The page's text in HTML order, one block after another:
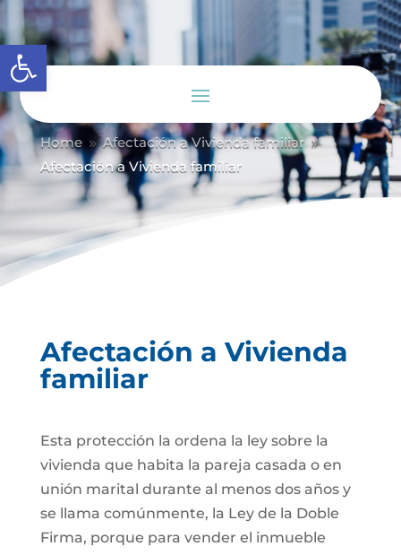
Abrir barra de herramientas
Home 9 Afectación a Vivienda familiar 9
Afectación a Vivienda familiar
Afectación a Vivienda
familiar
Esta protección la ordena la ley sobre la
vivienda que habita la pareja casada o en
unión marital durante al menos dos años y
se llama comúnmente, la Ley de la Doble
Firma, porque para vender el inmueble